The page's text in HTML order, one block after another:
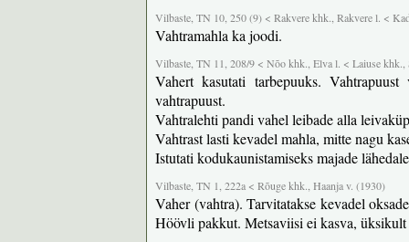
Vilbaste, TN 10, 250 (9) < Rakvere khk., Rakvere l. <
Vahtramahla ka joodi.
Vilbaste, TN 11, 208/9 < Nõo khk., Elva l. < Laiuse khk.,
Vahert kasutati tarbepuuks.
vahtrapuust.
Vahtralehti pandi vahel leibade alla
Vahtrast lasti kevadel mahla, mitte nagu
Istutati kodukaunistamiseks majade
Vilbaste, TN 1, 222a < Rõuge khk., Haanja v. (1930)
Vaher (vahtra). Tarvitatakse kevadel
Höövli pakkut. Metsaviisi ei kasva,